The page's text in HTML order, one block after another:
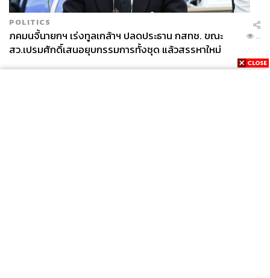
647
POLITICS
ภคมนจี้นายกฯ เร่งทูลเกล้าฯ ปลดประธาน กสทช. ขณะ
สว.เปรมศักดิ์เสนอยุบกรรมการทั้งชุด แล้วสรรหาใหม่
...